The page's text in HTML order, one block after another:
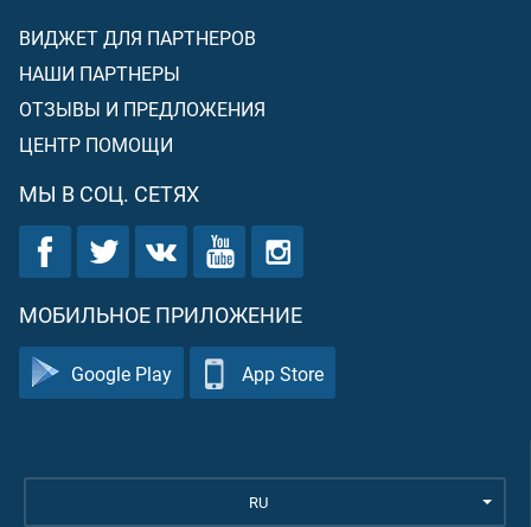
ВИДЖЕТ ДЛЯ ПАРТНЕРОВ
НАШИ ПАРТНЕРЫ
ОТЗЫВЫ И ПРЕДЛОЖЕНИЯ
ЦЕНТР ПОМОЩИ
МЫ В СОЦ. СЕТЯХ
МОБИЛЬНОЕ ПРИЛОЖЕНИЕ
Google Play App Store
RU